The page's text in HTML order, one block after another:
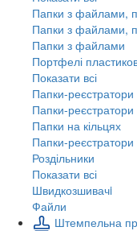
Папки з файлами,
Папки з файлами,
Папки з файлами
Портфелі
Показати всі
Папки-реєстратори
Папки-реєстратори
Папки на кільцях
Папки-реєстратори
Роздільники
Показати всі
Швидкозшивачi
Файли
Штемпельна